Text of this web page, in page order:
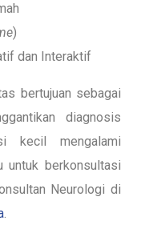
)
dan Interaktif
bertujuan sebagai
diagnosis
kecil mengalami
untuk berkonsultasi
Neurologi di
.